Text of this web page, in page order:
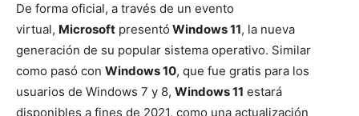
De forma oficial, a través de un evento
virtual, Microsoft presentó Windows 11, la nueva
generación de su popular sistema operativo. Similar
como pasó con Windows 10, que fue gratis para los
usuarios de Windows 7 y 8, Windows 11 estará
disponibles a fines de 2021, como una actualización